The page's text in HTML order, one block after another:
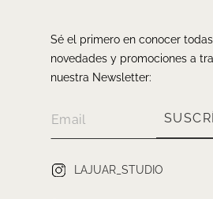
Sé el primero en conocer
novedades y promociones a
nuestra Newsletter:
LAJUAR_STUDIO